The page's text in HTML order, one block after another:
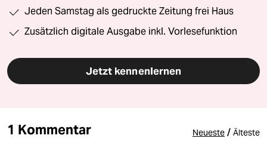
Jeden Samstag als gedruckte Zeitung frei Haus
Zusätzlich digitale Ausgabe inkl. Vorlesefunktion
Jetzt kennenlernen
1 Kommentar Neueste / Älteste